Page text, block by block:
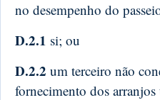
no desempenho do
D.2.1 si; ou
D.2.2 um terceiro não
fornecimento dos